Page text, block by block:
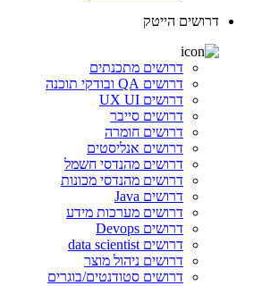
דרושים הייטק
דרושים מתכנתים
דרושים QA ובודקי תוכנה
דרושים UX UI
דרושים סייבר
דרושים חומרה
דרושים אנליסטים
דרושים מהנדסי חשמל
דרושים מהנדסי מכונות
דרושים Java
דרושים מערכות מידע
דרושים Devops
דרושים data scientist
דרושים ניהול מוצר
דרושים סטודנטים/בוגרים